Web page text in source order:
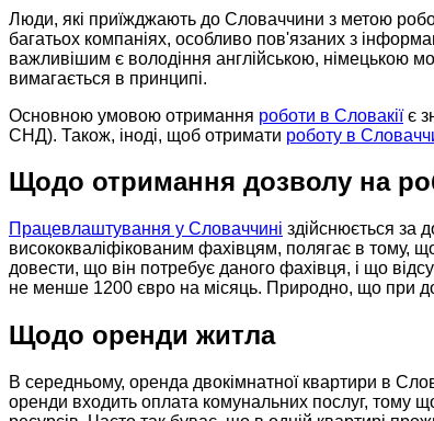
Люди, які приїжджають до Словаччини з метою
багатьох компаніях, особливо пов'язаних з
важливішим є володіння англійською, німецькою
вимагається в принципі.
Основною умовою отримання роботи в Словакіїє
СНД). Також, іноді, щоб отримати роботу в
Щодо отримання дозволу на
Працевлаштування у Словаччині здійснюється за
висококваліфікованим фахівцям, полягає в тому,
довести, що він потребує даного фахівця, і що
не менше 1200 євро на місяць. Природно, що при
Щодо оренди житла
В середньому, оренда двокімнатної квартири в
оренди входить оплата комунальних послуг, тому